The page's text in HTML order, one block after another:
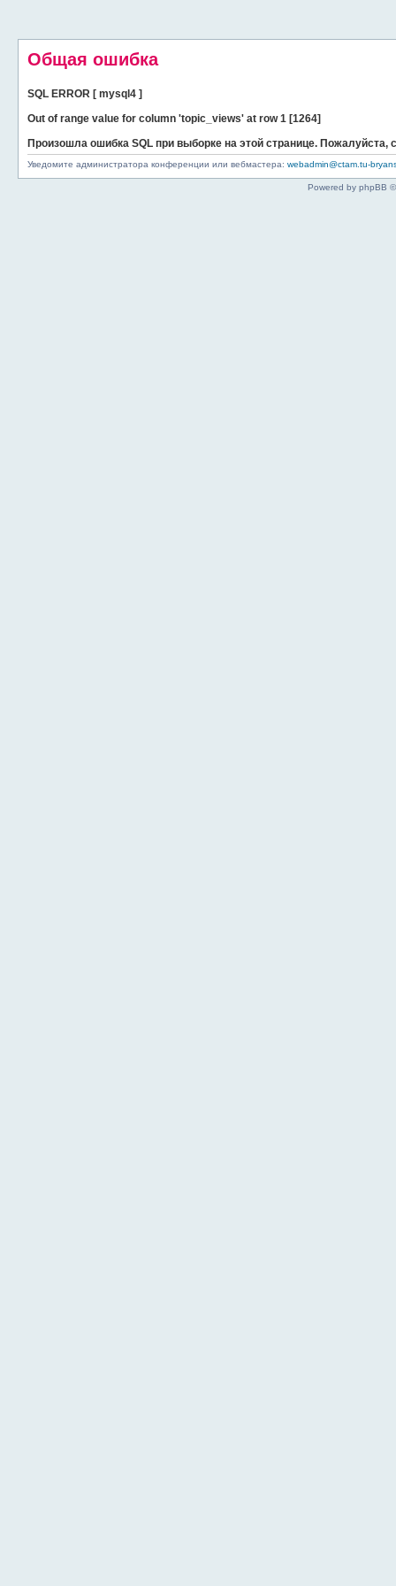
Общая ошибка
SQL ERROR [ mysql4 ]
Out of range value for column 'topic_views' at row 1 [1264]
Произошла ошибка SQL при выборке на этой странице. Пожалуйста,
Уведомите администратора конференции или вебмастера: webadmin@ctam.tu-
Powered by phpBB